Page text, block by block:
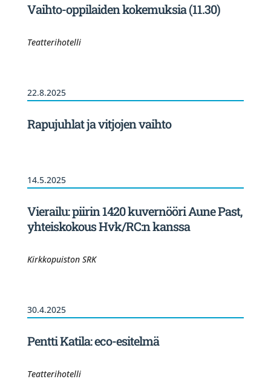
Vaihto-oppilaiden kokemuksia (11.30)
Teatterihotelli
22.8.2025
Rapujuhlat ja vitjojen vaihto
14.5.2025
Vierailu: piirin 1420 kuvernööri Aune Past,
yhteiskokous Hvk/RC:n kanssa
Kirkkopuiston SRK
30.4.2025
Pentti Katila: eco-esitelmä
Teatterihotelli